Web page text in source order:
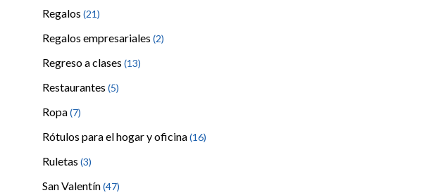
Regalos (21)
Regalos empresariales (2)
Regreso a clases (13)
Restaurantes (5)
Ropa(7)
Rótulos para el hogar y oficina(16)
Ruletas (3)
San Valentín(47)